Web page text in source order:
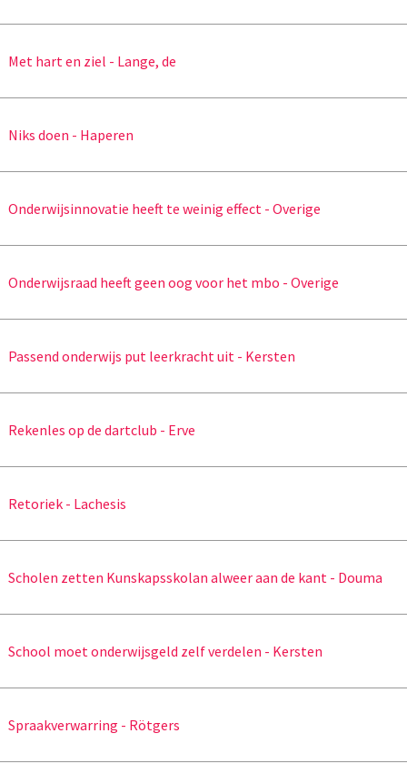
Met hart en ziel - Lange, de
Niks doen - Haperen
Onderwijsinnovatie heeft te weinig effect - Overige
Onderwijsraad heeft geen oog voor het mbo - Overige
Passend onderwijs put leerkracht uit - Kersten
Rekenles op de dartclub - Erve
Retoriek - Lachesis
Scholen zetten Kunskapsskolan alweer aan de kant - Douma
School moet onderwijsgeld zelf verdelen - Kersten
Spraakverwarring - Rötgers